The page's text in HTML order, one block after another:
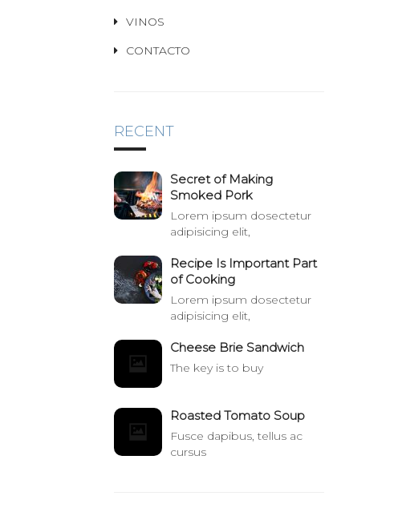
VINOS
CONTACTO
RECENT
Secret of Making
Smoked Pork
Lorem ipsum dosectetur
adipisicing elit,
Recipe Is Important Part
of Cooking
Lorem ipsum dosectetur
adipisicing elit,
Cheese Brie Sandwich
The key is to buy
Roasted Tomato Soup
Fusce dapibus, tellus ac
cursus